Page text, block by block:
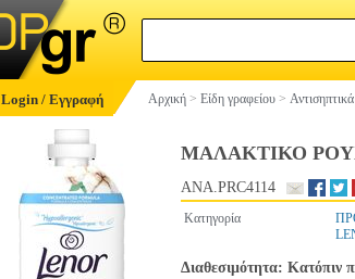
Login / Εγγραφή Αρχική > Είδη γραφείου >
ΜΑΛΑΚΤΙΚΟ
ANA.PRC4114
Κατηγορία
Διαθεσιμότητα: Κατόπιν